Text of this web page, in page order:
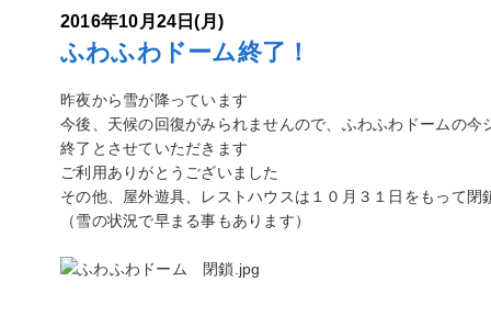
2016年10月24日(月)
ふわふわドーム終了！
昨夜から雪が降っています
今後、天候の回復がみられませんので、ふわふわドームの今
終了とさせていただきます
ご利用ありがとうございました
その他、屋外遊具、レストハウスは１０月３１日をもって閉
（雪の状況で早まる事もあります）